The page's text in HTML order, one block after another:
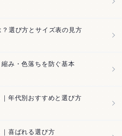
？選び方とサイズ表の見方
み・色落ちを防ぐ基本
年代別おすすめと選び方
喜ばれる選び方